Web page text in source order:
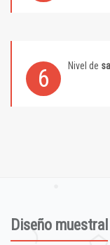
6 Nivel de
Diseño muestral